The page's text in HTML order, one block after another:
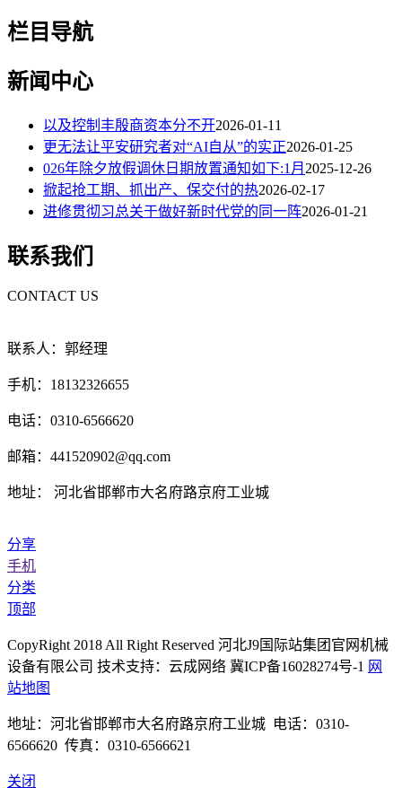
栏目导航
新闻中心
以及控制丰殷商资本分不开2026-01-11
更无法让平安研究者对“AI自从”的实正2026-01-25
026年除夕放假调休日期放置通知如下:1月 2025-12-26
掀起抢工期、抓出产、保交付的热2026-02-17
进修贯彻习总关于做好新时代党的同一阵2026-01-21
联系我们
CONTACT US
联系人：郭经理
手机：18132326655
电话：0310-6566620
邮箱：441520902@qq.com
地址： 河北省邯郸市大名府路京府工业城
分享
手机
分类
顶部
CopyRight 2018 All Right Reserved 河北J9国际站集团官网机械
设备有限公司 技术支持：云成网络 冀ICP备16028274号-1 网
站地图
地址：河北省邯郸市大名府路京府工业城 电话：0310-
6566620 传真：0310-6566621
关闭